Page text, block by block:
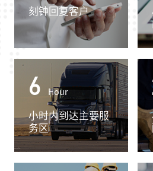
刻钟回复客户
6 Hour
小时内到达主要服
务区